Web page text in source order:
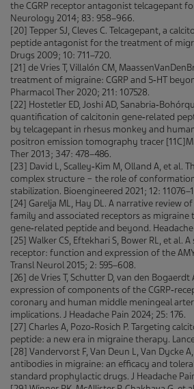
the CGRP receptor antagonist telcagepant
Neurology 2014; 83: 958–966.
[20] Tepper SJ, Cleves C. Telcagepant, a
peptide antagonist for the treatment of
Drugs 2009; 10: 711–720.
[21] de Vries T, Villalón CM,
treatment of migraine: CGRP and 5‑HT
Pharmacol Ther 2020; 211: 107528.
[22] Hostetler ED, Joshi AD,
quantification of calcitonin gene‑related
by telcagepant in rhesus monkey and
positron emission tomography tracer
Ther 2013; 347: 478–486.
[23] David L, Scalley‑Kim M, Olland A, et al.
complex structure − the role of
stabilization. Bioengineered 2021; 12:
[24] Garelja ML, Hay DL. A narrative review
family and associated receptors as migraine
gene‑related peptide and beyond. Headache
[25] Walker CS, Eftekhari S, Bower RL, et al.
receptor: function and expression of the
Transl Neurol 2015; 2: 595–608.
[26] de Vries T, Schutter D, van den
expression of components of the
coronary and human middle meningeal
implications. J Headache Pain 2024; 25: 176.
[27] Charles A, Pozo‑Rosich P. Targeting
peptide: a new era in migraine therapy.
[28] Vandervorst F, Van Deun L, Van Dycke
antibodies in migraine: an efficacy and
standard prophylactic drugs. J Headache